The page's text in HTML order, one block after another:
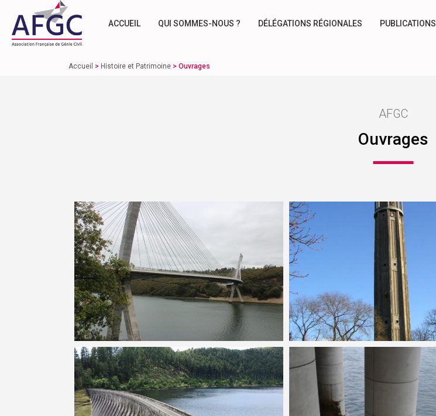
ACCUEIL QUI SOMMES-NOUS ? DÉLÉGATIONS RÉGIONALES PUBLICATIONS
Accueil > Histoire et Patrimoine > Ouvrages
AFGC
Ouvrages